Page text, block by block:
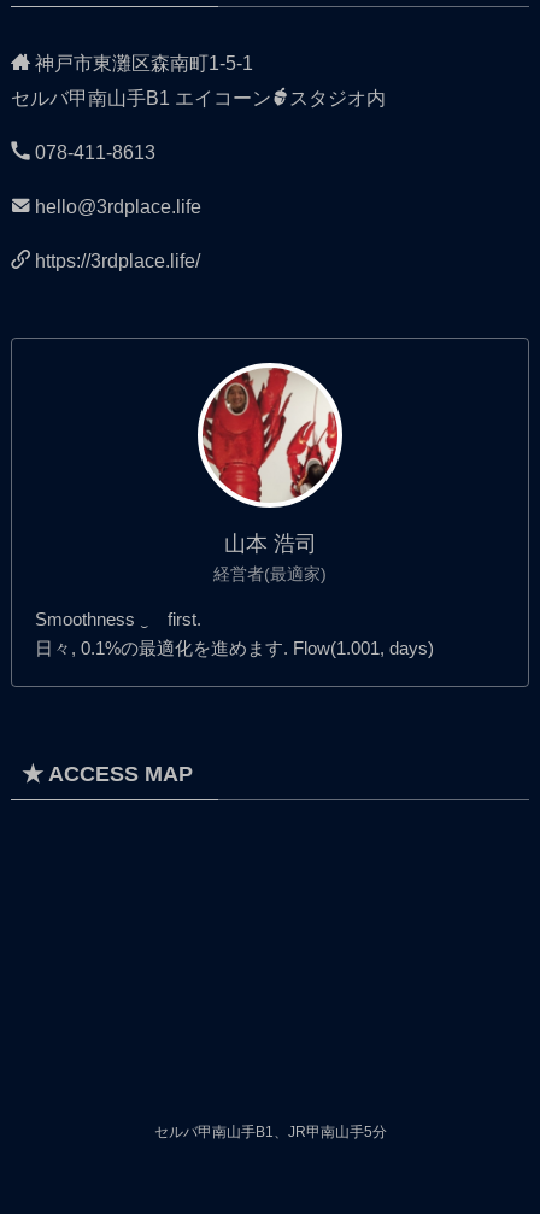
神戸市東灘区森南町1-5-1
セルバ甲南山手B1 エイコーン
スタジオ内
078-411-8613
hello@3rdplace.life
https://3rdplace.life/
山本 浩司
経営者(最適家)
Smoothness ‿ first.
日々, 0.1%の最適化を進めます. Flow(1.001, days)
★ ACCESS MAP
セルバ甲南山手B1、JR甲南山手5分